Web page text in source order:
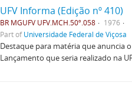
UFV Informa (Edição nº 410)
BR MGUFV UFV.MCH.50º.058
1976
Part ofUniversidade Federal de Viçosa
Destaque para matéria que anuncia
Lançamento que seria realizado na